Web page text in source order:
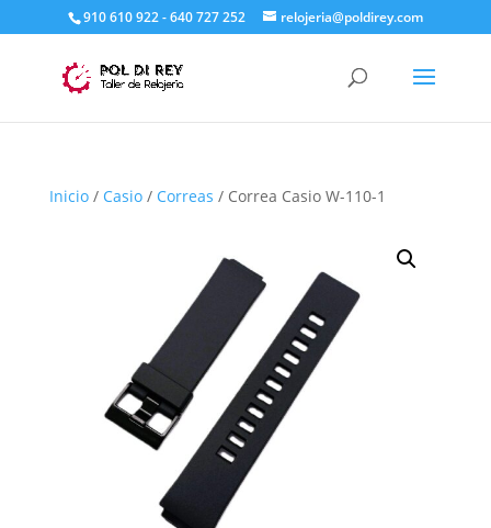
910 610 922 - 640 727 252 relojeria@poldirey.com
Inicio/ Casio/ Correas / Correa Casio W-110-1